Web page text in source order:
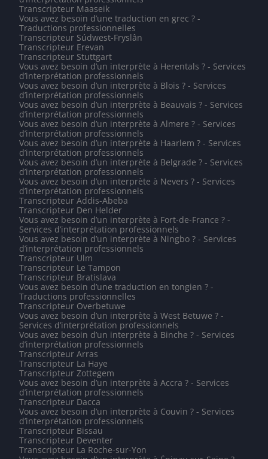
Transcripteur Maaseik
Vous avez besoin d’une traduction en grec ? -
Traductions professionnelles
Transcripteur Súdwest-Fryslân
Transcripteur Erevan
Transcripteur Stuttgart
Vous avez besoin d’un interprète à Herentals ? - Services
d’interprétation professionnels
Vous avez besoin d’un interprète à Blois ? - Services
d’interprétation professionnels
Vous avez besoin d’un interprète à Beauvais ? - Services
d’interprétation professionnels
Vous avez besoin d’un interprète à Almere ? - Services
d’interprétation professionnels
Vous avez besoin d’un interprète à Haarlem ? - Services
d’interprétation professionnels
Vous avez besoin d’un interprète à Belgrade ? - Services
d’interprétation professionnels
Vous avez besoin d’un interprète à Nevers ? - Services
d’interprétation professionnels
Transcripteur Addis-Abeba
Transcripteur Den Helder
Vous avez besoin d’un interprète à Fort-de-France ? -
Services d’interprétation professionnels
Vous avez besoin d’un interprète à Ningbo ? - Services
d’interprétation professionnels
Transcripteur Ulm
Transcripteur Le Tampon
Transcripteur Bratislava
Vous avez besoin d’une traduction en tongien ? -
Traductions professionnelles
Transcripteur Overbetuwe
Vous avez besoin d’un interprète à West Betuwe ? -
Services d’interprétation professionnels
Vous avez besoin d’un interprète à Binche ? - Services
d’interprétation professionnels
Transcripteur Arras
Transcripteur La Haye
Transcripteur Zottegem
Vous avez besoin d’un interprète à Accra ? - Services
d’interprétation professionnels
Transcripteur Dacca
Vous avez besoin d’un interprète à Couvin ? - Services
d’interprétation professionnels
Transcripteur Bissau
Transcripteur Deventer
Transcripteur La Roche-sur-Yon